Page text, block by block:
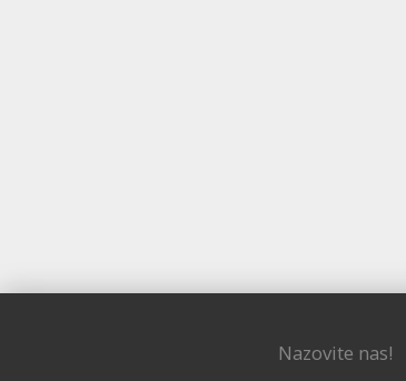
Nazovite nas!